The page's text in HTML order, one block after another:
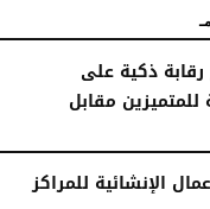
ذكية على
للمتميزين مقابل
الإنشائية للمراكز